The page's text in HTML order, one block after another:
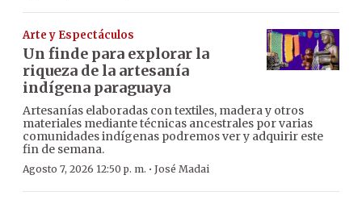
Arte y Espectáculos
Un finde para explorar la
riqueza de la artesanía
indígena paraguaya
Artesanías elaboradas con textiles, madera y otros
materiales mediante técnicas ancestrales por varias
comunidades indígenas podremos ver y adquirir este
fin de semana.
Agosto 7, 2026 12:50 p. m. · José Madai